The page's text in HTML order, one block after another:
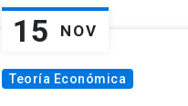
15 NOV
Teoría Económica